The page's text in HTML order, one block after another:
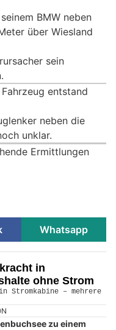
BMW neben
über Wiesland
sein
entstand
neben die
unklar.
Ermittlungen
Whatsapp
in
ohne Strom
zu einem